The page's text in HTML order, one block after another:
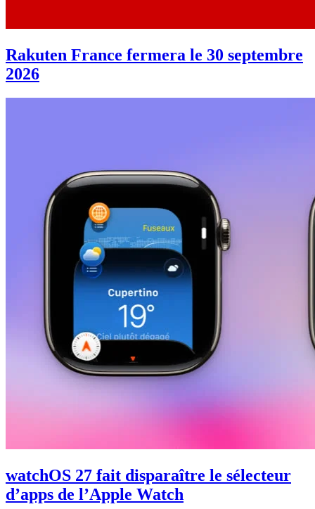
Rakuten France fermera le 30 septembre
2026
watchOS 27 fait disparaître le sélecteur
d’apps de l’Apple Watch